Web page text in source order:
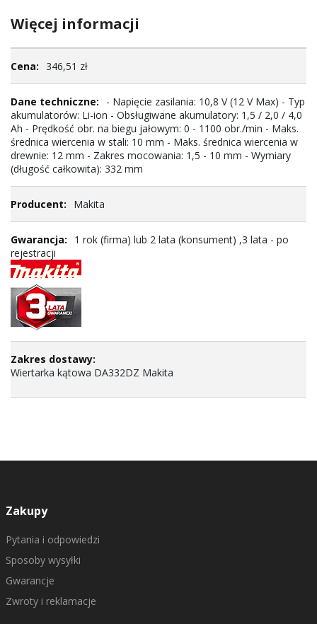
Więcej informacji
informacji346,51 zł
- Napięcie zasilania: 10,8 V (12 V Max) - Typ
akumulatorów: Li-ion - Obsługiwane akumulatory: 1,5 / 2,0 / 4,0
Ah - Prędkość obr. na biegu jałowym: 0 - 1100 obr./min - Maks.
średnica wiercenia w stali: 10 mm - Maks. średnica wiercenia w
drewnie: 12 mm - Zakres mocowania: 1,5 - 10 mm - Wymiary
(długość całkowita): 332 mm
Makita
1 rok (firma) lub 2 lata (konsument) ,3 lata - po
rejestracji
Wiertarka kątowa DA332DZ Makita
Zakupy
Pytania i odpowiedzi
Sposoby wysyłki
Gwarancje
Zwroty i reklamacje